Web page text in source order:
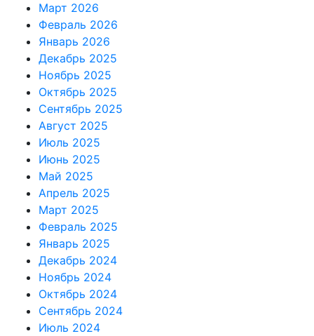
Март 2026
Февраль 2026
Январь 2026
Декабрь 2025
Ноябрь 2025
Октябрь 2025
Сентябрь 2025
Август 2025
Июль 2025
Июнь 2025
Май 2025
Апрель 2025
Март 2025
Февраль 2025
Январь 2025
Декабрь 2024
Ноябрь 2024
Октябрь 2024
Сентябрь 2024
Июль 2024